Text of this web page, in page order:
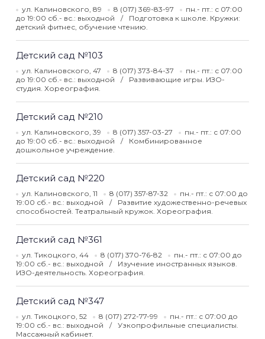
ул. Калиновского, 89 8 (017) 369-83-97
пн.- пт.: с 07:00
до 19:00 сб.- вс.: выходной
Подготовка к школе. Кружки:
детский фитнес, обучение чтению.
Детский сад №103
ул. Калиновского, 47 8 (017) 373-84-37
пн.- пт.: с 07:00
до 19:00 сб.- вс.: выходной
Развивающие игры. ИЗО-
студия. Хореография.
Детский сад №210
ул. Калиновского, 39 8 (017) 357-03-27
пн.- пт.: с 07:00
до 19:00 сб.- вс.: выходной
Комбинированное
дошкольное учреждение.
Детский сад №220
ул. Калиновского, 11 8 (017) 357-87-32
пн.- пт.: с 07:00 до
19:00 сб.- вс.: выходной
Развитие художественно-речевых
способностей. Театральный кружок. Хореография.
Детский сад №361
ул. Тикоцкого, 44 8 (017) 370-76-82
пн.- пт.: с 07:00 до
19:00 сб.- вс.: выходной
Изучение иностранных языков.
ИЗО-деятельность. Хореография.
Детский сад №347
ул. Тикоцкого, 52 8 (017) 272-77-99
пн.- пт.: с 07:00 до
19:00 сб.- вс.: выходной
Узкопрофильные специалисты.
Массажный кабинет.